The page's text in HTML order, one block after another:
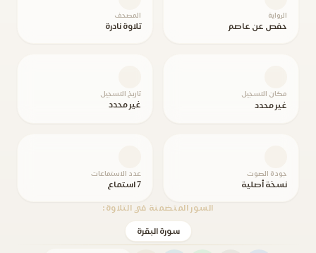
الرواية
حفص عن عاصم
المصحف
تلاوة نادرة
مكان التسجيل
غير محدد
تاريخ التسجيل
غير محدد
جودة الصوت
نسخة أصلية
عدد الاستماعات
7 استماع
السور المتضمنة في التلاوة:
سورة البقرة